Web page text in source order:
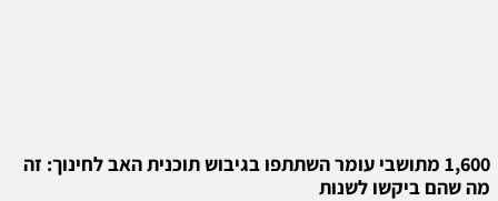
1,600 מתושבי עומר השתתפו בגיבוש תוכנית האב לחינוך: זה
מה שהם ביקשו לשנות